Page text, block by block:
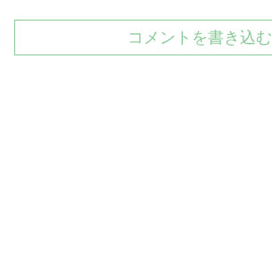
コメントを書き込む